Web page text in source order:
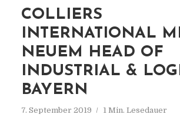
COLLIERS
INTERNATIONAL
NEUEM HEAD OF
INDUSTRIAL &
BAYERN
7. September 2019 1 Min. Lesedauer